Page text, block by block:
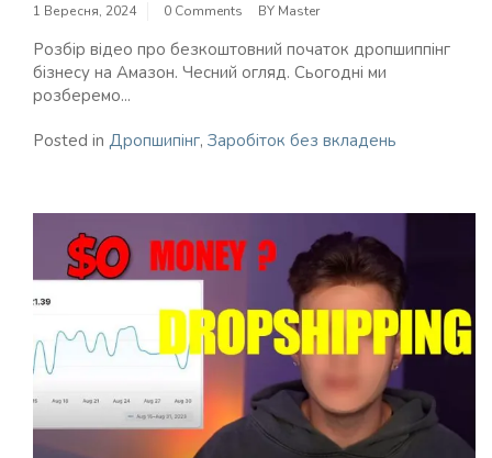
1 Вересня, 2024 0 Comments BY Master
Розбір відео про безкоштовний початок дропшиппінг
бізнесу на Амазон. Чесний огляд. Сьогодні ми
розберемо...
Posted in Дропшипінг, Заробіток без вкладень